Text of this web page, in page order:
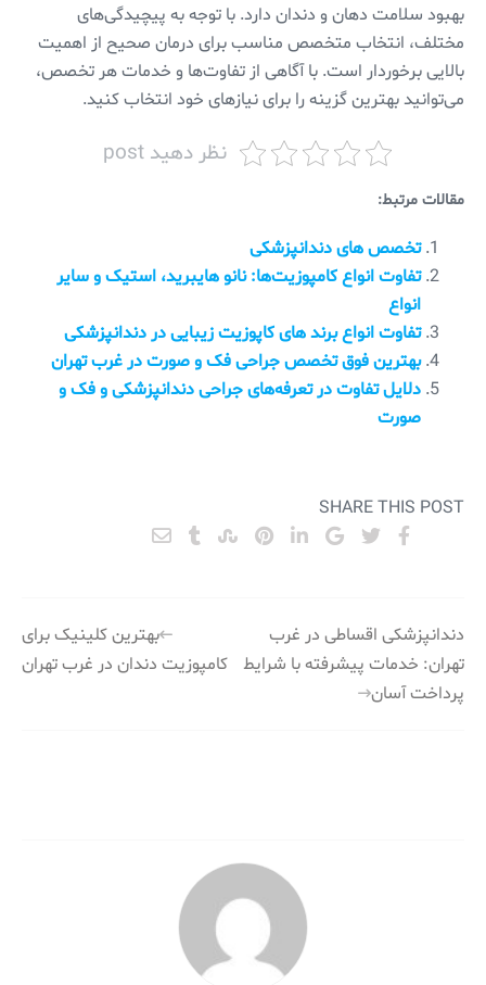
بهبود سلامت دهان و دندان دارد. با توجه به پیچیدگی‌های
مختلف، انتخاب متخصص مناسب برای درمان صحیح از اهمیت
بالایی برخوردار است. با آگاهی از تفاوت‌ها و خدمات هر تخصص،
می‌توانید بهترین گزینه را برای نیازهای خود انتخاب کنید.
نظر دهید post
مقالات مرتبط:
تخصص های دندانپزشکی
تفاوت انواع کامپوزیت‌ها: نانو هایبرید، استیک و سایر
انواع
تفاوت انواع برند های کاپوزیت زیبایی در دندانپزشکی
بهترین فوق تخصص جراحی فک و صورت در غرب تهران
دلایل تفاوت در تعرفه‌های جراحی دندانپزشکی و فک و
صورت
SHARE THIS POST
راهبری
نوشته
بهترین کلینیک برای
کامپوزیت دندان در غرب تهران
دندانپزشکی اقساطی در غرب
تهران: خدمات پیشرفته با شرایط
پرداخت آسان